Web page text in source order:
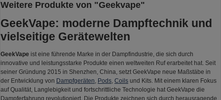
Weitere Produkte von "Geekvape"
GeekVape: moderne Dampftechnik und
vielseitige Gerätewelten
GeekVape ist eine führende Marke in der Dampfindustrie, die sich durch
innovative und leistungsstarke Produkte einen weltweiten Ruf erarbeitet hat. Seit
seiner Gründung 2015 in Shenzhen, China, setzt GeekVape neue Maßstäbe in
der Entwicklung von Dampfgeräten Pods Coils und Kits. Mit einem klaren Fokus
auf Qualität, Langlebigkeit und fortschrittliche Technologie hat GeekVape die
Dampferfahrung revolutioniert. Die Produkte zeichnen sich durch herausragende